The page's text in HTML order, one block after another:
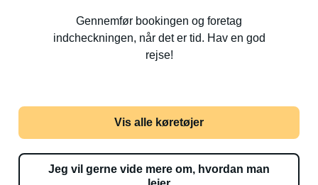
Gennemfør bookingen og foretag
indcheckningen, når det er tid. Hav en god
rejse!
Vis alle køretøjer
Jeg vil gerne vide mere om, hvordan man